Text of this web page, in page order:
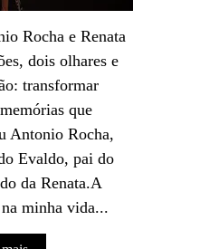
Rocha e Renata
dois olhares e
transformar
que
Antonio Rocha,
Evaldo, pai do
da Renata.A
minha vida...